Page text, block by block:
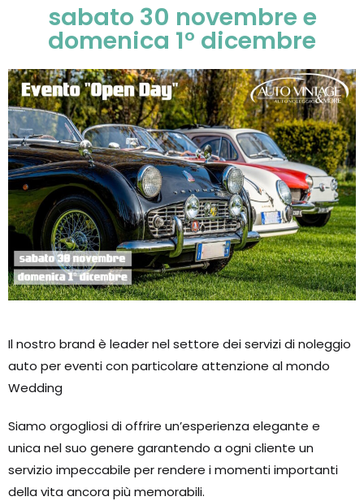
sabato 30 novembre e
domenica 1° dicembre
Il nostro brand è leader nel settore dei servizi di noleggio
auto per eventi con particolare attenzione al mondo
Wedding
Siamo orgogliosi di offrire un’esperienza elegante e
unica nel suo genere garantendo a ogni cliente un
servizio impeccabile per rendere i momenti importanti
della vita ancora più memorabili.